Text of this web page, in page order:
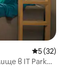
Средна
5 (32)
в IT Park